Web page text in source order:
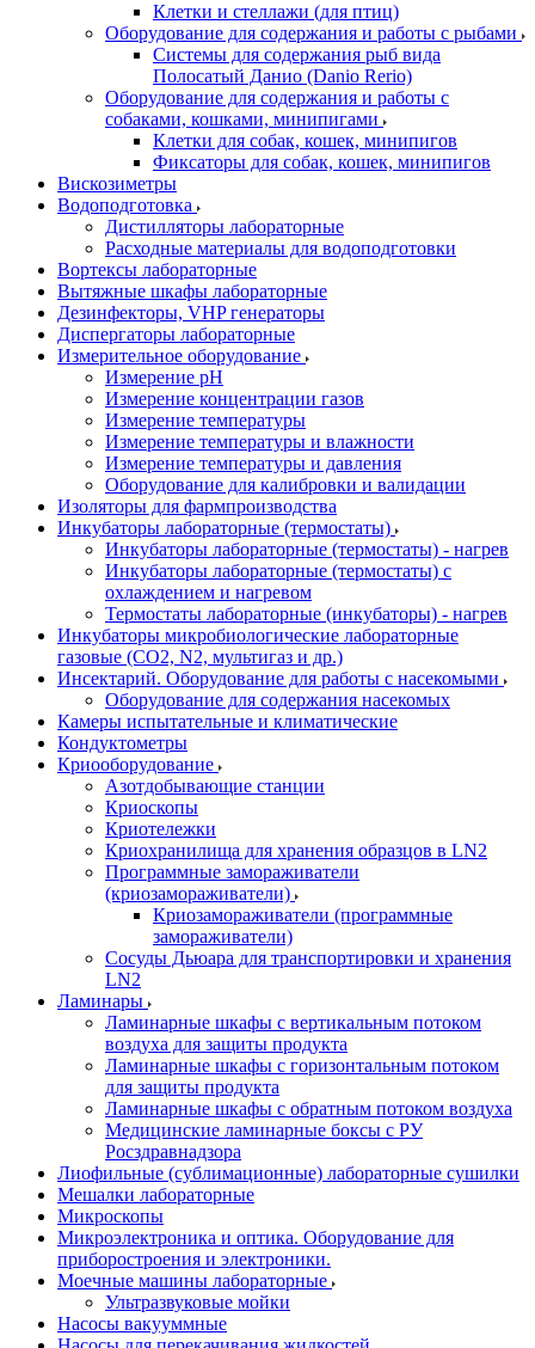
Клетки и стеллажи (для птиц)
Оборудование для содержания и работы с рыбами
Системы для содержания рыб вида
Полосатый Данио (Danio Rerio)
Оборудование для содержания и работы с
собаками, кошками, минипигами
Клетки для собак, кошек, минипигов
Фиксаторы для собак, кошек, минипигов
Вискозиметры
Водоподготовка
Дистилляторы лабораторные
Расходные материалы для водоподготовки
Вортексы лабораторные
Вытяжные шкафы лабораторные
Дезинфекторы, VHP генераторы
Диспергаторы лабораторные
Измерительное оборудование
Измерение pH
Измерение концентрации газов
Измерение температуры
Измерение температуры и влажности
Измерение температуры и давления
Оборудование для калибровки и валидации
Изоляторы для фармпроизводства
Инкубаторы лабораторные (термостаты)
Инкубаторы лабораторные (термостаты) - нагрев
Инкубаторы лабораторные (термостаты) с
охлаждением и нагревом
Термостаты лабораторные (инкубаторы) - нагрев
Инкубаторы микробиологические лабораторные
газовые (CO2, N2, мультигаз и др.)
Инсектарий. Оборудование для работы с насекомыми
Оборудование для содержания насекомых
Камеры испытательные и климатические
Кондуктометры
Криооборудование
Азотдобывающие станции
Криоскопы
Криотележки
Криохранилища для хранения образцов в LN2
Программные замораживатели
(криозамораживатели)
Криозамораживатели (программные
замораживатели)
Сосуды Дьюара для транспортировки и хранения
LN2
Ламинары
Ламинарные шкафы с вертикальным потоком
воздуха для защиты продукта
Ламинарные шкафы с горизонтальным потоком
для защиты продукта
Ламинарные шкафы с обратным потоком воздуха
Медицинские ламинарные боксы с РУ
Росздравнадзора
Лиофильные (сублимационные) лабораторные сушилки
Мешалки лабораторные
Микроскопы
Микроэлектроника и оптика. Оборудование для
приборостроения и электроники.
Моечные машины лабораторные
Ультразвуковые мойки
Насосы вакууммные